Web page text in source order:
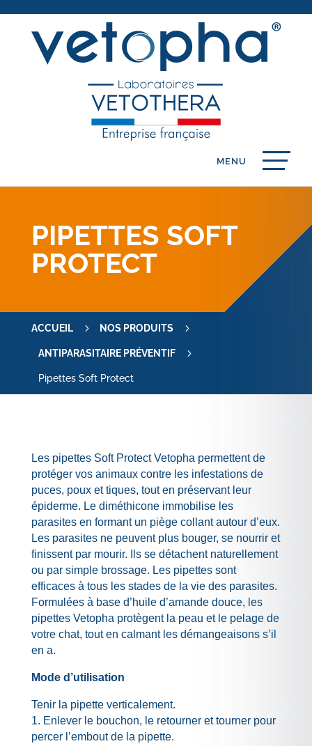
PIPETTES SOFT
PROTECT
ACCUEIL 5 NOS PRODUITS 5
ANTIPARASITAIRE PRÉVENTIF 5
Pipettes Soft Protect
Les pipettes Soft Protect Vetopha permettent de
protéger vos animaux contre les infestations de
puces, poux et tiques, tout en préservant leur
épiderme. Le diméthicone immobilise les
parasites en formant un piège collant autour d’eux.
Les parasites ne peuvent plus bouger, se nourrir et
finissent par mourir. Ils se détachent naturellement
ou par simple brossage. Les pipettes sont
efficaces à tous les stades de la vie des parasites.
Formulées à base d’huile d’amande douce, les
pipettes Vetopha protègent la peau et le pelage de
votre chat, tout en calmant les démangeaisons s’il
en a.
Mode d’utilisation
Tenir la pipette verticalement.
1. Enlever le bouchon, le retourner et tourner pour
percer l’embout de la pipette.